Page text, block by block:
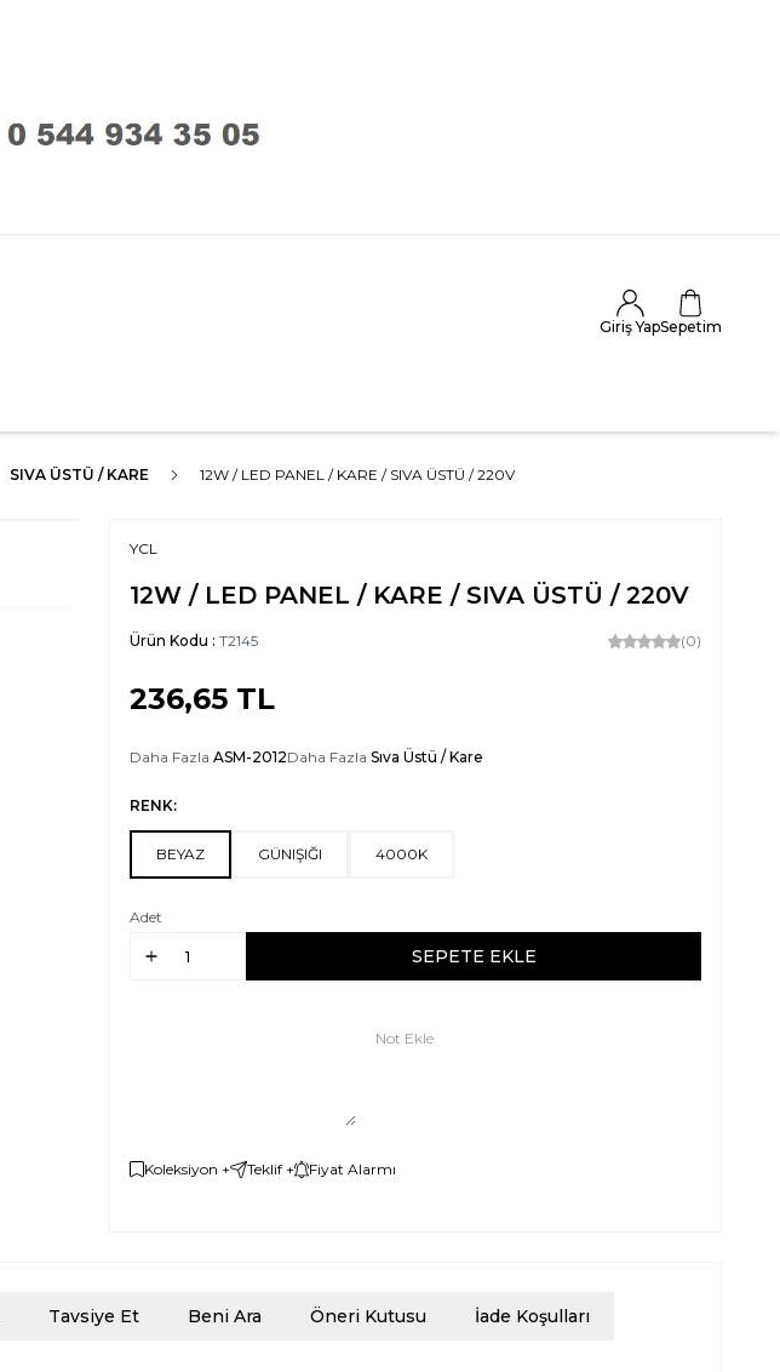
Giriş YapSepetim
SIVA ÜSTÜ / KARE 12W / LED PANEL / KARE / SIVA ÜSTÜ / 220V
YCL
12W / LED PANEL / KARE / SIVA ÜSTÜ / 220V
Ürün Kodu : T2145 (0)
236,65 TL
Daha Fazla ASM-2012Daha Fazla Sıva Üstü / Kare
RENK:
BEYAZ GÜNIŞIĞI 4000K
Adet
SEPETE EKLE
Not Ekle
Koleksiyon + Teklif + Fiyat Alarmı
Tavsiye Et Beni Ara Öneri Kutusu İade Koşulları